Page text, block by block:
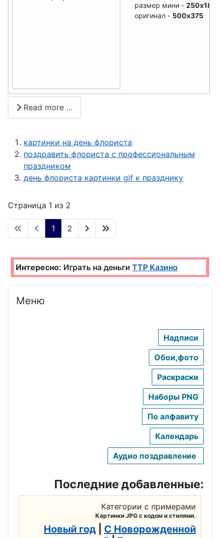
размер мини - 250x188
оригинал - 500x375
Read more …
картинки на день флориста
поздравить флориста с профессиональным
праздником
день флориста картинки gif к празднику
Страница 1 из 2
1 2
Интересно: Играть на деньгиТТР Казино
Меню
Надписи
Обои,фото
Раскраски
Наборы PNG
По алфавиту
Календарь
Аудио поздравление
Последние добавленные:
Категории с примерами
Картинки JPG с кодом и стилями.
Новый год
С Новорожденной